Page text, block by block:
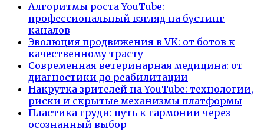
Алгоритмы роста YouTube:
профессиональный взгляд на бустинг
каналов
Эволюция продвижения в VK: от ботов к
качественному трасту
Современная ветеринарная медицина: от
диагностики до реабилитации
Накрутка зрителей на YouTube: технологии,
риски и скрытые механизмы платформы
Пластика груди: путь к гармонии через
осознанный выбор